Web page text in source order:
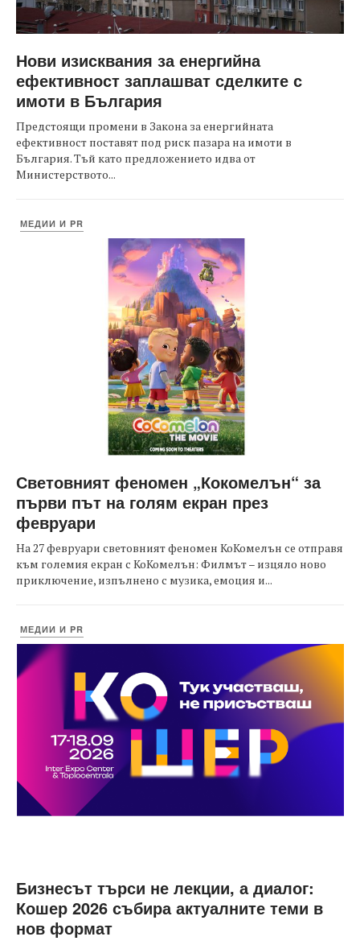
Нови изисквания за енергийна
ефективност заплашват сделките с
имоти в България
Предстоящи промени в Закона за енергийната
ефективност поставят под риск пазара на имоти в
България. Тъй като предложението идва от
Министерството...
МЕДИИ И PR
Световният феномен „Кокомелън“ за
първи път на голям екран през
февруари
На 27 февруари световният феномен КоКомелън се отправя
към големия екран с КоКомелън: Филмът – изцяло ново
приключение, изпълнено с музика, емоция и...
МЕДИИ И PR
Бизнесът търси не лекции, а диалог:
Кошер 2026 събира актуалните теми в
нов формат